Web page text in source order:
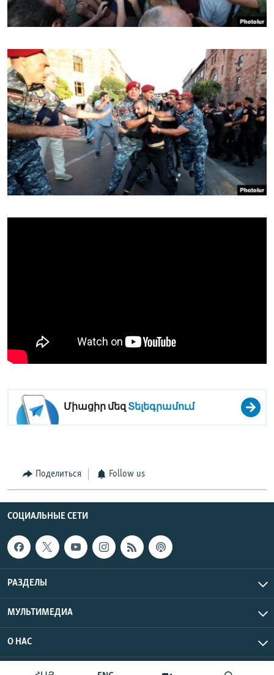
Միացիր մեզ Տելեգրամում
Поделиться Follow us
СОЦИАЛЬНЫЕ СЕТИ
РАЗДЕЛЫ
МУЛЬТИМЕДИА
О НАС